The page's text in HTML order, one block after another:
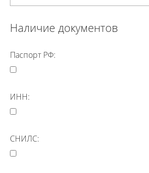
Наличие документов
Паспорт РФ:
ИНН:
СНИЛС: